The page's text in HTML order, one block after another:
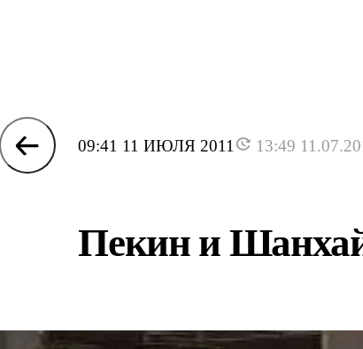
09:41 11 ИЮЛЯ 2011 13:49
Пекин и